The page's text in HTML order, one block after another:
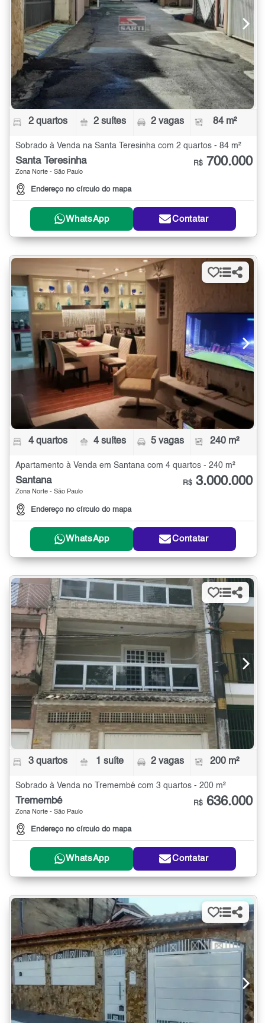
2 quartos 2 suítes 2 vagas 84 m²
Sobrado à Venda na Santa Teresinha com 2 quartos - 84 m²
Santa Teresinha
Zona Norte - São Paulo
Endereço no círculo do mapa
R$ 700.000
WhatsApp Contatar
4 quartos 4 suítes 5 vagas 240 m²
Apartamento à Venda em Santana com 4 quartos - 240 m²
Santana
Zona Norte - São Paulo
Endereço no círculo do mapa
R$ 3.000.000
WhatsApp Contatar
3 quartos 1 suíte 2 vagas 200 m²
Sobrado à Venda no Tremembé com 3 quartos - 200 m²
Tremembé
Zona Norte - São Paulo
Endereço no círculo do mapa
R$ 636.000
WhatsApp Contatar